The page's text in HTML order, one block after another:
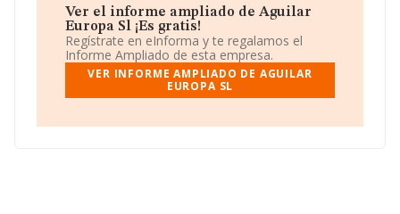
con código 6421. La compañía no tiene actividad en
mercados exteriores.
De acuerdo con la Recomendación 2003/361/CE de la
Comisión, de 6 de mayo de 2003, sobre la definición de
microempresas, pequeñas y medianas empresas, la
compañía reúne los requisitos de una empresa
de empleados y atendiendo a los datos disponibles en
Ver el informe ampliado de Aguilar
Europa Sl ¡Es gratis!
Regístrate en eInforma y te regalamos el
Informe Ampliado de esta empresa.
VER INFORME AMPLIADO DE AGUILAR
EUROPA SL